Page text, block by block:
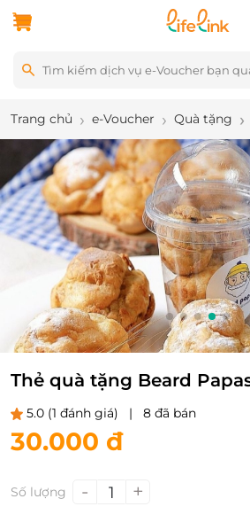
Trang chủ e-Voucher Quà tặng
Thẻ quà tặng Beard
5.0 (1 đánh giá) | 8 đã bán
30.000 đ
Số lượng - 1 +